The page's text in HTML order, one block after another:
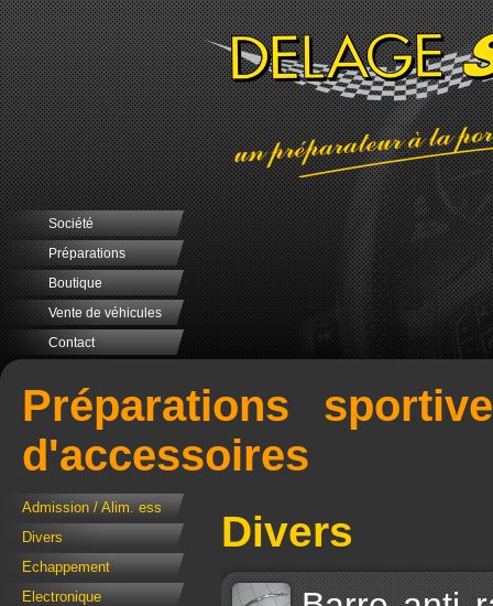
Société
Préparations
Boutique
Vente de véhicules
Contact
Préparations
d'accessoires
Admission / Alim. ess
Divers
Echappement
Electronique
Divers